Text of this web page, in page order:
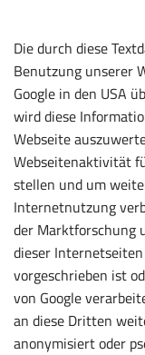
Die durch diese
Benutzung unserer
Google in den USA
wird diese
Webseite
Webseitenaktivität
stellen und um
Internetnutzung
der Marktforschung
dieser
vorgeschrieben ist
von Google
an diese Dritten
anonymisiert oder